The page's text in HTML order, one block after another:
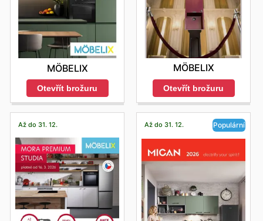
MÖBELIX
Otevřít brožuru
MÖBELIX
Otevřít brožuru
Až do 31. 12. Až do 31. 12. Populární